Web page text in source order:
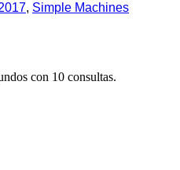
, Simple Machines
con 10 consultas.